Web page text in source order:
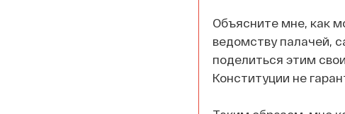
Объясните мне, как
ведомству палачей,
поделиться этим
Конституции не